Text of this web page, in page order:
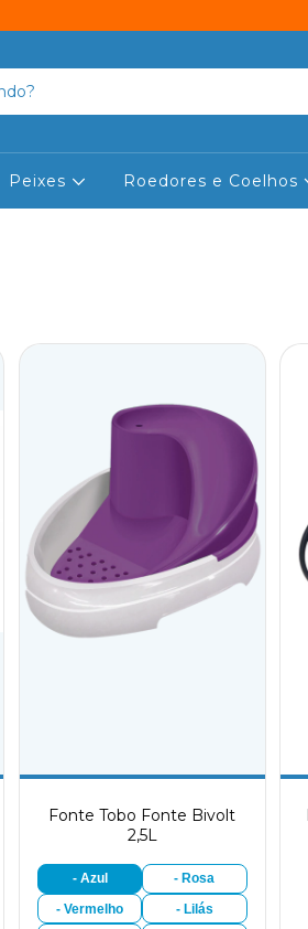
Peixes Roedores e Coelhos
Fonte Tobo Fonte Bivolt
2,5L
- Azul
- Rosa
- Vermelho
- Lilás